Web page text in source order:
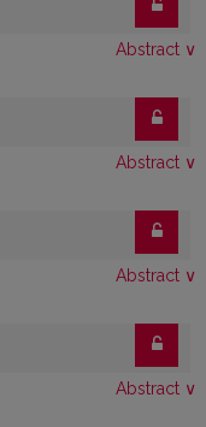
Abstract ∨
Abstract ∨
Abstract ∨
Abstract ∨